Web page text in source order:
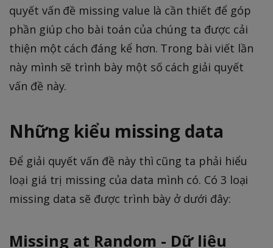
quyết vấn đề missing value là cần thiết để góp
phần giúp cho bài toán của chúng ta được cải
thiện một cách đáng kể hơn. Trong bài viết lần
này mình sẽ trình bày một số cách giải quyết
vấn đề này.
Những kiểu missing data
Để giải quyết vấn đề này thì cũng ta phải hiểu
loại giá trị missing của data mình có. Có 3 loại
missing data sẽ được trình bày ở dưới đây:
Missing at Random - Dữ liệu